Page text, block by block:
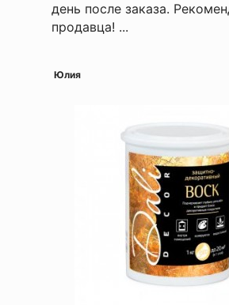
день после заказа.
продавца! ...
Юлия